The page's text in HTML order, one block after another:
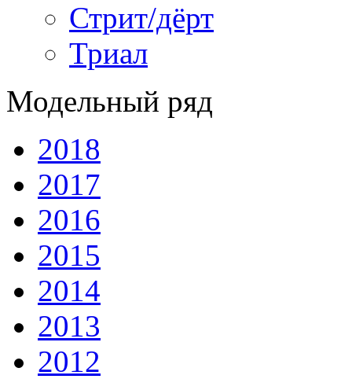
Стрит/дёрт
Триал
Модельный ряд
2018
2017
2016
2015
2014
2013
2012